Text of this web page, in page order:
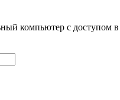
компьютер с доступом